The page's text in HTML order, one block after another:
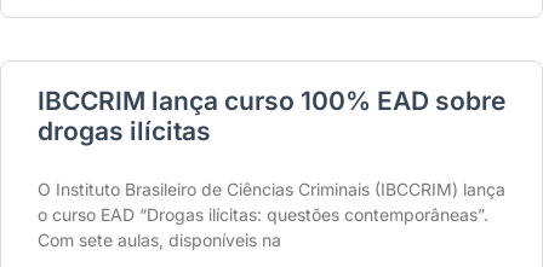
IBCCRIM lança curso 100% EAD sobre
drogas ilícitas
O Instituto Brasileiro de Ciências Criminais (IBCCRIM) lança
o curso EAD “Drogas ilícitas: questões contemporâneas”.
Com sete aulas, disponíveis na